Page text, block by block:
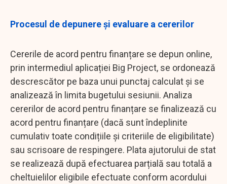
Procesul de depunere și evaluare a cererilor
Cererile de acord pentru finanțare se depun online,
prin intermediul aplicației Big Project, se ordonează
descrescător pe baza unui punctaj calculat și se
analizează în limita bugetului sesiunii. Analiza
cererilor de acord pentru finanțare se finalizează cu
acord pentru finanțare (dacă sunt îndeplinite
cumulativ toate condițiile și criteriile de eligibilitate)
sau scrisoare de respingere. Plata ajutorului de stat
se realizează după efectuarea parțială sau totală a
cheltuielilor eligibile efectuate conform acordului